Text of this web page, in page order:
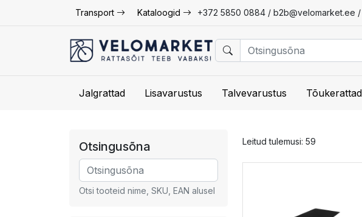
Transport Kataloogid +372 5850 0884 / b2b@velomarket.ee
Jalgrattad Lisavarustus Talvevarustus Tõukerattad
Otsingusõna
Otsi tooteid nime, SKU, EAN alusel
Leitud tulemusi: 59